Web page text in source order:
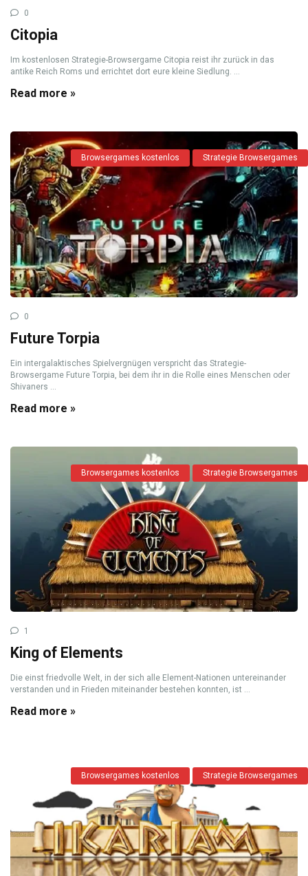
0
Citopia
Im kostenlosen Strategie-Browsergame Citopia reist ihr zurück in das
antike Reich Roms und errichtet dort eure kleine Siedlung. ...
Read more »
Browsergames kostenlos Strategie Browsergames
0
Future Torpia
Ein intergalaktisches Spielvergnügen verspricht das Strategie-
Browsergame Future Torpia, bei dem ihr in die Rolle eines Menschen oder
Shivaners ...
Read more »
Browsergames kostenlos Strategie Browsergames
1
King of Elements
Die einst friedvolle Welt, in der sich alle Element-Nationen untereinander
verstanden und in Frieden miteinander bestehen konnten, ist ...
Read more »
Browsergames kostenlos Strategie Browsergames